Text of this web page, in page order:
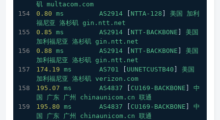
矶 multacom.com
0.80 ms AS2914 NTTA-128 美国
加利
福尼亚 洛杉矶 gin.ntt.net
0.85 ms AS2914 NTT-BACKBONE
美国
加利福尼亚 洛杉矶 gin.ntt.net
0.88 ms AS2914 NTT-BACKBONE
美国
加利福尼亚 洛杉矶 gin.ntt.net
174.19 ms AS701 UUNETCUSTB40
美国
加利福尼亚 洛杉矶 verizon.com
195.07 ms AS4837 CU169-BACKBONE
中
国
广东 广州 chinaunicom.cn 联通
195.80 ms AS4837 CU169-BACKBONE
中
国
广东 广州 chinaunicom.cn 联通